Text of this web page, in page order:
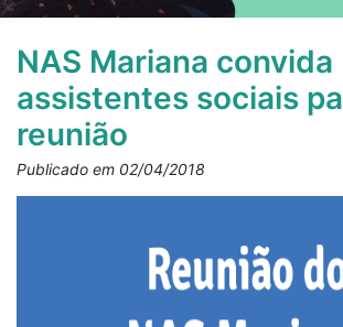
NAS Mariana convida
assistentes sociais
reunião
Publicado em 02/04/2018